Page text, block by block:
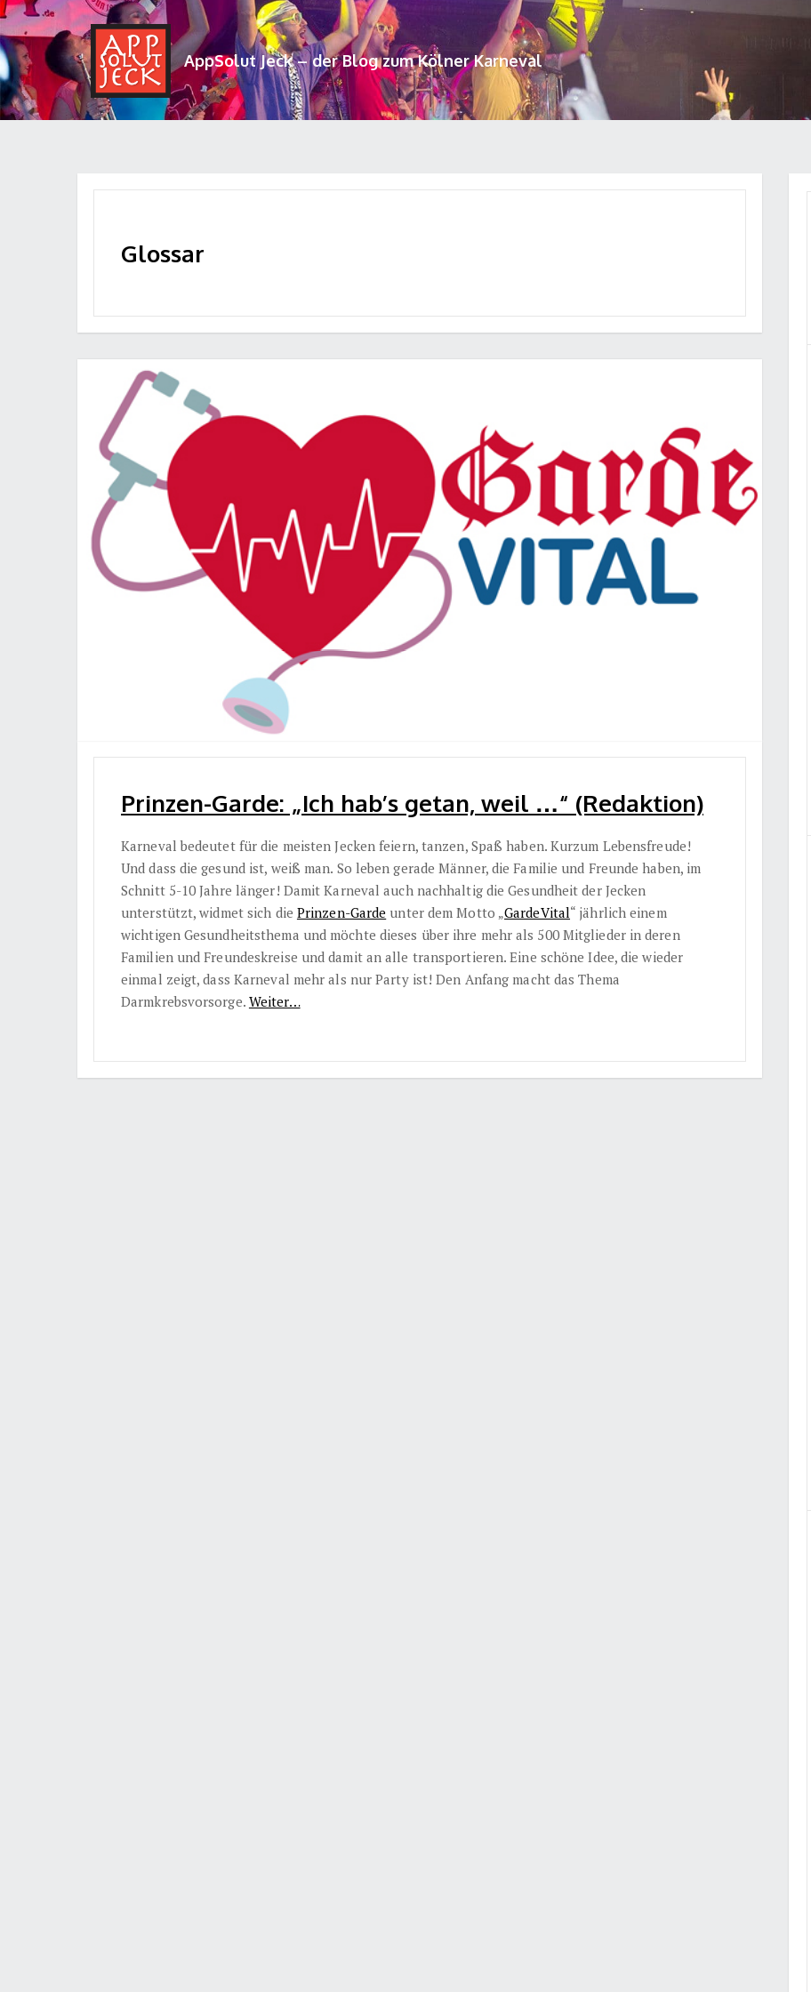
AppSolut Jeck – der Blog zum Kölner Karneval
Glossar
Prinzen-Garde: „Ich hab’s getan, weil …“ (Redaktion)
Karneval bedeutet für die meisten Jecken feiern, tanzen, Spaß haben. Kurzum Lebensfreude!
Und dass die gesund ist, weiß man. So leben gerade Männer, die Familie und Freunde haben, im
Schnitt 5-10 Jahre länger! Damit Karneval auch nachhaltig die Gesundheit der Jecken
unterstützt, widmet sich die Prinzen-Garde unter dem Motto „GardeVital“ jährlich einem
wichtigen Gesundheitsthema und möchte dieses über ihre mehr als 500 Mitglieder in deren
Familien und Freundeskreise und damit an alle transportieren. Eine schöne Idee, die wieder
einmal zeigt, dass Karneval mehr als nur Party ist! Den Anfang macht das Thema
Darmkrebsvorsorge. Weiter…